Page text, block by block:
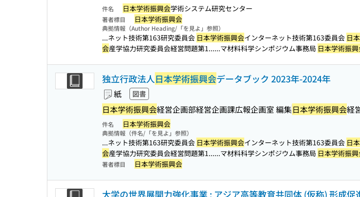
件名 日本学術振興会学術システム研究センター
著者標目 日本学術振興会
典拠情報（Author Heading/「を見よ」参照）
...ネット技術第163研究委員会 日本学術振興会インターネット技術第163委員会 日
会産学協力研究委員会経営問題第1......マ材料科学シンポジウム事務局 日本学術振
独立行政法人日本学術振興会データブック 2023年-2024年
紙 図書
日本学術振興会経営企画部経営企画課広報企画室 編集日本学術振興会経
件名 日本学術振興会
典拠情報（件名/「を見よ」参照）
...ネット技術第163研究委員会 日本学術振興会インターネット技術第163委員会 日
会産学協力研究委員会経営問題第1......マ材料科学シンポジウム事務局 日本学術振
著者標目 日本学術振興会
大学の世界展開力強化事業 : アジア高等教育共同体 (仮称) 形成